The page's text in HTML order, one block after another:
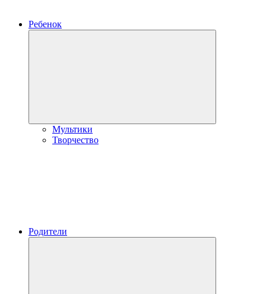
Ребенок
Мультики
Творчество
Родители